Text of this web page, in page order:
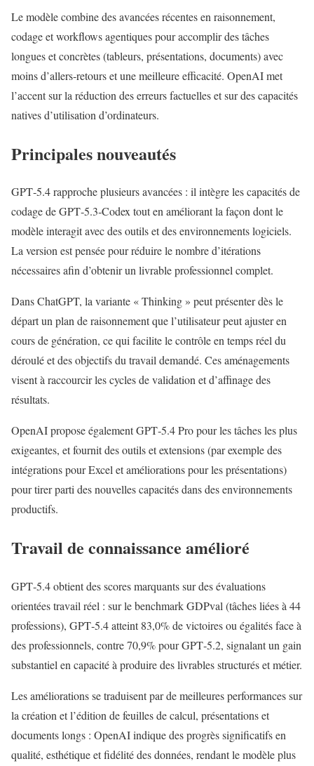
Le modèle combine des avancées récentes en raisonnement,
codage et workflows agentiques pour accomplir des tâches
longues et concrètes (tableurs, présentations, documents) avec
moins d’allers‑retours et une meilleure efficacité. OpenAI met
l’accent sur la réduction des erreurs factuelles et sur des capacités
natives d’utilisation d’ordinateurs.
Principales nouveautés
GPT‑5.4 rapproche plusieurs avancées : il intègre les capacités de
codage de GPT‑5.3‑Codex tout en améliorant la façon dont le
modèle interagit avec des outils et des environnements logiciels.
La version est pensée pour réduire le nombre d’itérations
nécessaires afin d’obtenir un livrable professionnel complet.
Dans ChatGPT, la variante « Thinking » peut présenter dès le
départ un plan de raisonnement que l’utilisateur peut ajuster en
cours de génération, ce qui facilite le contrôle en temps réel du
déroulé et des objectifs du travail demandé. Ces aménagements
visent à raccourcir les cycles de validation et d’affinage des
résultats.
OpenAI propose également GPT‑5.4 Pro pour les tâches les plus
exigeantes, et fournit des outils et extensions (par exemple des
intégrations pour Excel et améliorations pour les présentations)
pour tirer parti des nouvelles capacités dans des environnements
productifs.
Travail de connaissance amélioré
GPT‑5.4 obtient des scores marquants sur des évaluations
orientées travail réel : sur le benchmark GDPval (tâches liées à 44
professions), GPT‑5.4 atteint 83,0% de victoires ou égalités face à
des professionnels, contre 70,9% pour GPT‑5.2, signalant un gain
substantiel en capacité à produire des livrables structurés et métier.
Les améliorations se traduisent par de meilleures performances sur
la création et l’édition de feuilles de calcul, présentations et
documents longs : OpenAI indique des progrès significatifs en
qualité, esthétique et fidélité des données, rendant le modèle plus